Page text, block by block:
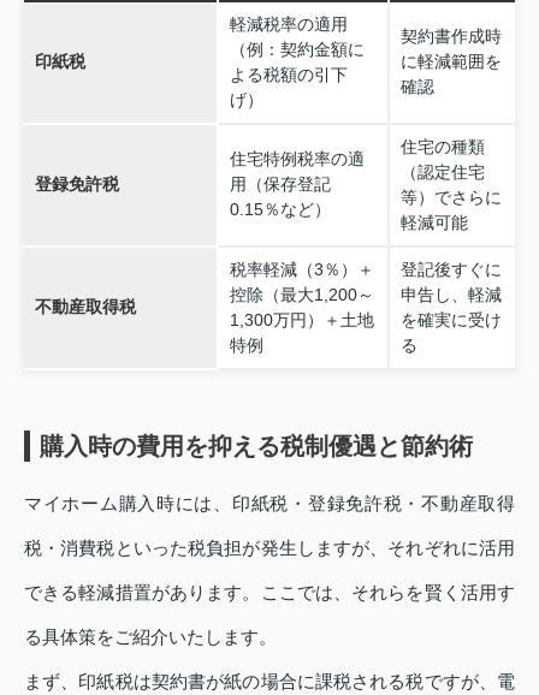
印紙税
軽減税率の適用
（例：契約金額に
よる税額の引下
げ）
契約書作成時
に軽減範囲を
確認
登録免許税
住宅特例税率の適
用（保存登記
0.15％など）
住宅の種類
（認定住宅
等）でさらに
軽減可能
不動産取得税
税率軽減（3％）＋
控除（最大1,200～
1,300万円）＋土地
特例
登記後すぐに
申告し、軽減
を確実に受け
る
購入時の費用を抑える税制優遇と節約術
マイホーム購入時には、印紙税・登録免許税・不動産取得
税・消費税といった税負担が発生しますが、それぞれに活用
できる軽減措置があります。ここでは、それらを賢く活用す
る具体策をご紹介いたします。
まず、印紙税は契約書が紙の場合に課税される税ですが、電